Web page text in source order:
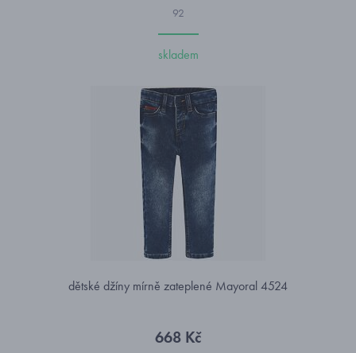
92
skladem
dětské džíny mírně zateplené Mayoral 4524
668 Kč